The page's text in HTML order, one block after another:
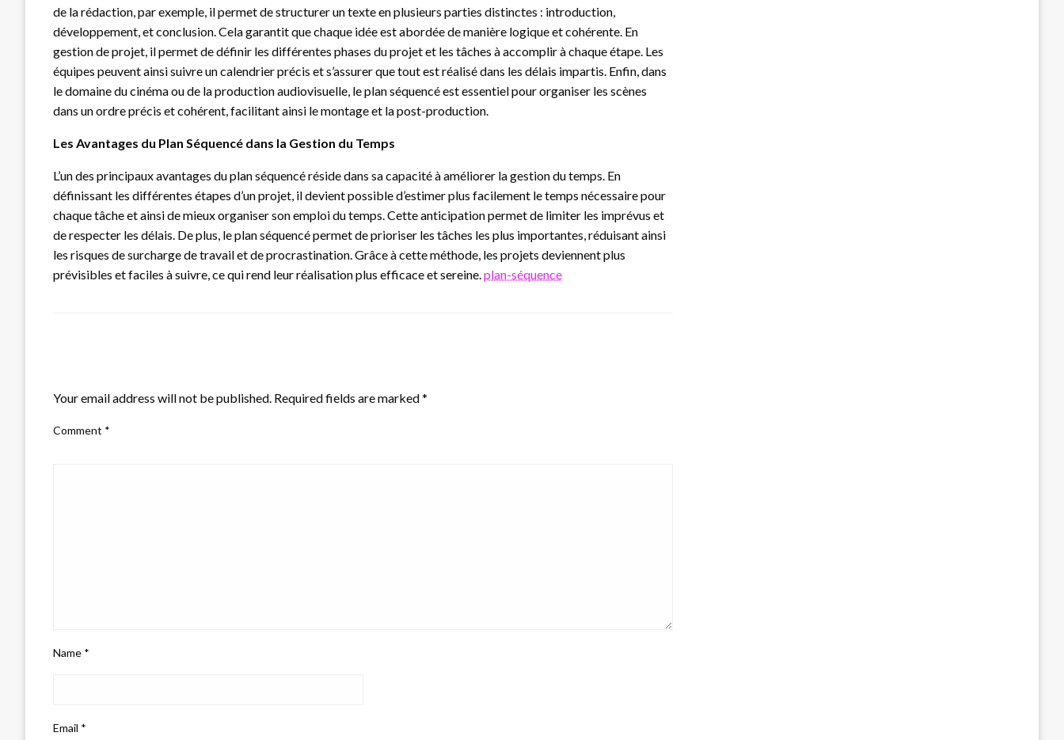
de la rédaction, par exemple, il permet de structurer un texte en plusieurs parties distinctes : introduction,
développement, et conclusion. Cela garantit que chaque idée est abordée de manière logique et cohérente. En
gestion de projet, il permet de définir les différentes phases du projet et les tâches à accomplir à chaque étape. Les
équipes peuvent ainsi suivre un calendrier précis et s’assurer que tout est réalisé dans les délais impartis. Enfin, dans
le domaine du cinéma ou de la production audiovisuelle, le plan séquencé est essentiel pour organiser les scènes
dans un ordre précis et cohérent, facilitant ainsi le montage et la post-production.
Les Avantages du Plan Séquencé dans la Gestion du Temps
L’un des principaux avantages du plan séquencé réside dans sa capacité à améliorer la gestion du temps. En
définissant les différentes étapes d’un projet, il devient possible d’estimer plus facilement le temps nécessaire pour
chaque tâche et ainsi de mieux organiser son emploi du temps. Cette anticipation permet de limiter les imprévus et
de respecter les délais. De plus, le plan séquencé permet de prioriser les tâches les plus importantes, réduisant ainsi
les risques de surcharge de travail et de procrastination. Grâce à cette méthode, les projets deviennent plus
prévisibles et faciles à suivre, ce qui rend leur réalisation plus efficace et sereine.plan-séquence
Your email address will not be published. Required fields are marked*
Comment *
Name *
Email *